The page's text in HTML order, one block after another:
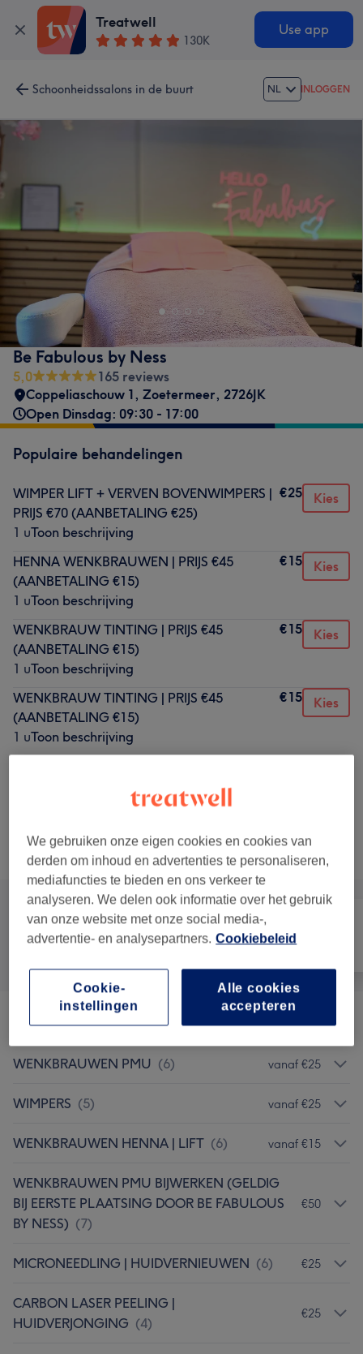
Treatwell
130K
Use app
Schoonheidssalons in de buurt NL INLOGGEN
Be Fabulous by Ness
5,0
165 reviews
Coppeliaschouw 1, Zoetermeer, 2726JK
Open Dinsdag: 09:30 - 17:00
Populaire behandelingen
WIMPER LIFT + VERVEN BOVENWIMPERS |
PRIJS €70 (AANBETALING €25)
1 uToon beschrijving
€25 Kies
HENNA WENKBRAUWEN | PRIJS €45
(AANBETALING €15)
1 uToon beschrijving
€15 Kies
WENKBRAUW TINTING | PRIJS €45
(AANBETALING €15)
1 uToon beschrijving
€15 Kies
WENKBRAUW TINTING | PRIJS €45
(AANBETALING €15)
1 uToon beschrijving
€15 Kies
Toon beschrijving
Alle behandelingen
MEEST GEBOEKT✨ (9) vanaf €15
WENKBRAUWEN PMU (6) vanaf €25
WIMPERS (5) vanaf €25
WENKBRAUWEN HENNA | LIFT (6) vanaf €15
WENKBRAUWEN PMU BIJWERKEN (GELDIG
BIJ EERSTE PLAATSING DOOR BE FABULOUS
BY NESS) (7)
€50
MICRONEEDLING | HUIDVERNIEUWEN (6) €25
CARBON LASER PEELING |
HUIDVERJONGING (4)
€25
We gebruiken onze eigen cookies en cookies van
derden om inhoud en advertenties te personaliseren,
mediafuncties te bieden en ons verkeer te
analyseren. We delen ook informatie over het gebruik
van onze website met onze social media-,
advertentie- en analysepartners. Cookiebeleid
Alle cookies
accepteren
Cookie-
instellingen